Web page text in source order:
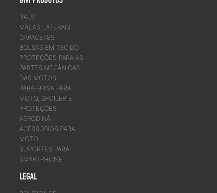
BAÚS
MALAS LATERAIS
CAPACETES
BOLSAS EM TECIDO
PROTEÇÕES PARA AS
PARTES MECÂNICAS
DAS MOTOS
PARA-BRISA PARA
MOTO, SPOILER E
PROTEÇÕES
AERODINÂ
ACESSÓRIOS PARA
MOTO
SUPORTES PARA
SMARTPHONE
LEGAL